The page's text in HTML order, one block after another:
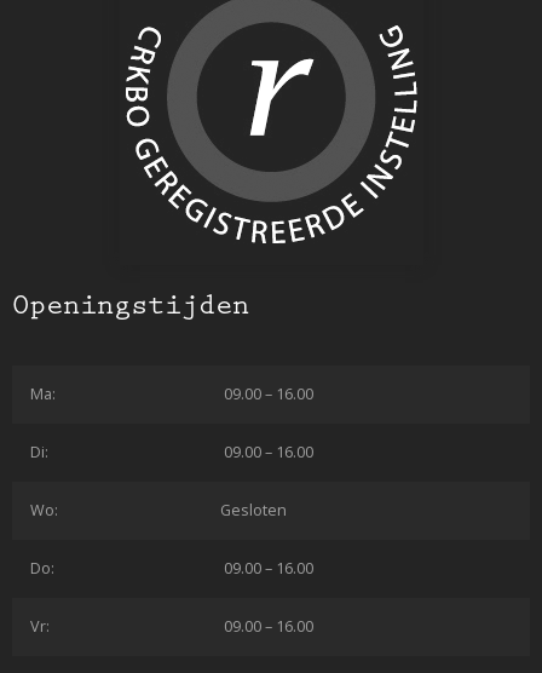
Openingstijden
Ma: 09.00 – 16.00
Di: 09.00 – 16.00
Wo: Gesloten
Do: 09.00 – 16.00
Vr: 09.00 – 16.00